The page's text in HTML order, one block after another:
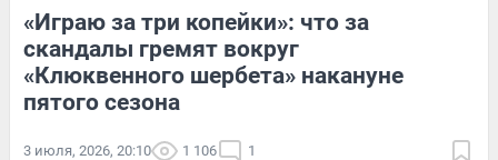
«Играю за три копейки»: что за
скандалы гремят вокруг
«Клюквенного шербета» накануне
пятого сезона
3 июля, 2026, 20:10 1 106 1